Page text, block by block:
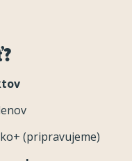
(pripravujeme)